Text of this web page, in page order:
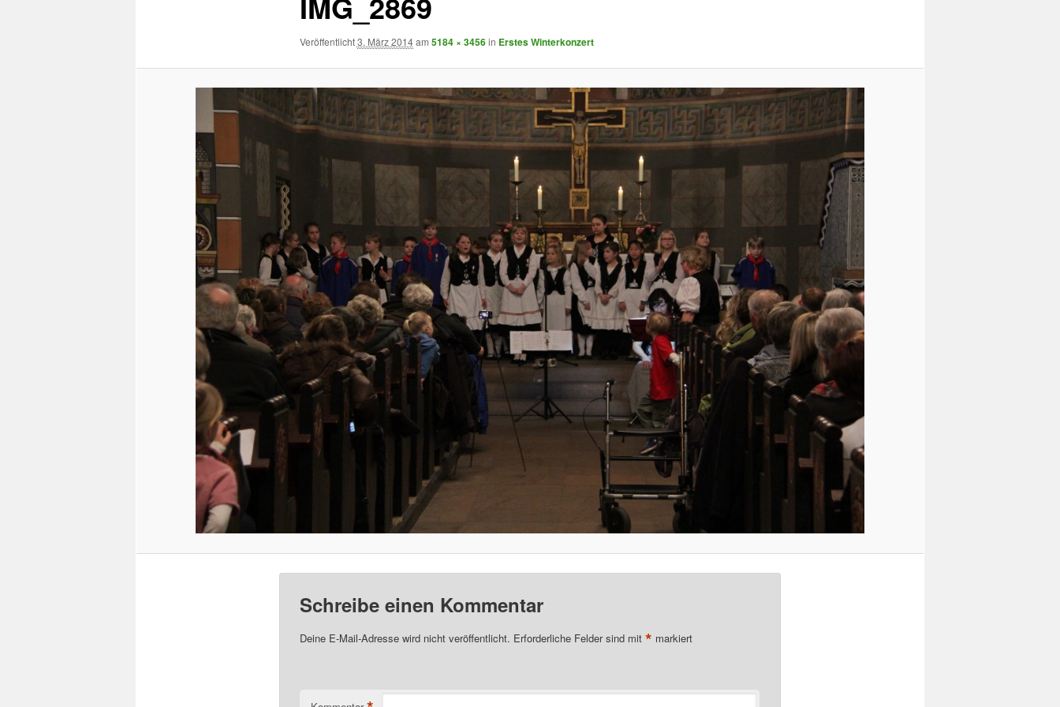
Veröffentlicht3. März 2014am 5184 × 3456in Erstes Winterkonzert
Schreibe einen Kommentar
Deine E-Mail-Adresse wird nicht veröffentlicht. Erforderliche Felder sind mit * markiert